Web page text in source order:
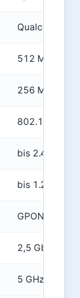
Qualcomm
512 MB
256 MB
802.11ax
bis 2.400
bis 1.200
GPON,
2,5 Gbit/s
5 GHz + 2,4